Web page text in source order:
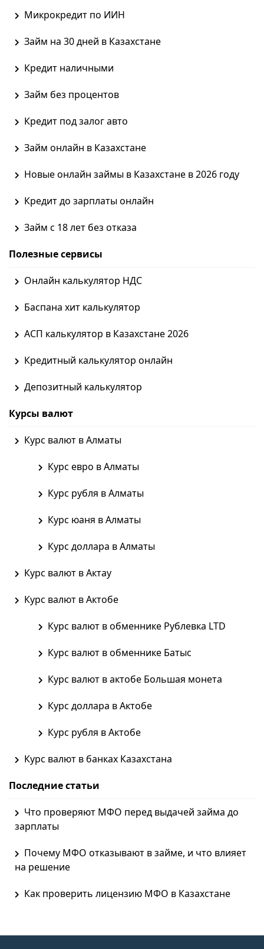
Микрокредит по ИИН
Займ на 30 дней в Казахстане
Кредит наличными
Займ без процентов
Кредит под залог авто
Займ онлайн в Казахстане
Новые онлайн займы в Казахстане в 2026 году
Кредит до зарплаты онлайн
Займ с 18 лет без отказа
Полезные сервисы
Онлайн калькулятор НДС
Баспана хит калькулятор
АСП калькулятор в Казахстане 2026
Кредитный калькулятор онлайн
Депозитный калькулятор
Курсы валют
Курс валют в Алматы
Курс евро в Алматы
Курс рубля в Алматы
Курс юаня в Алматы
Курс доллара в Алматы
Курс валют в Актау
Курс валют в Актобе
Курс валют в обменнике Рублевка LTD
Курс валют в обменнике Батыс
Курс валют в актобе Большая монета
Курс доллара в Актобе
Курс рубля в Актобе
Курс валют в банках Казахстана
Последние статьи
Что проверяют МФО перед выдачей займа до
зарплаты
Почему МФО отказывают в займе, и что влияет
на решение
Как проверить лицензию МФО в Казахстане